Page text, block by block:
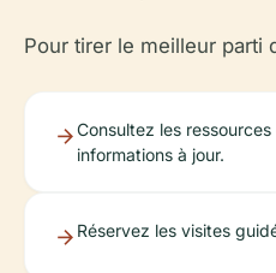
Pour tirer le meilleur parti
Consultez les
informations à jour.
Réservez les visites